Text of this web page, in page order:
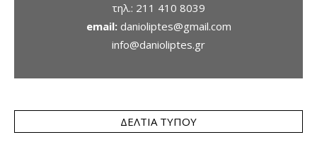
τηλ.: 211 410 8039
email: danioliptes@gmail.com
info@danioliptes.gr
ΔΕΛΤΊΑ ΤΎΠΟΥ